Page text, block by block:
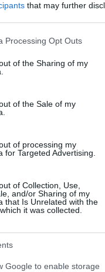
that may further
website/app uses one or
or usage behaviour.
to Google and its third-
specified purposes in
Processing Opt Outs
of the Sharing of my
of the Sale of my
of processing my
for Targeted Advertising.
of Collection, Use,
and/or Sharing of my
that Is Unrelated with the
it was collected.
Google to enable storage
hogy
a kezeid
egy olyan partnert
A tény azonban,
hogy átvegye az
döntéseket